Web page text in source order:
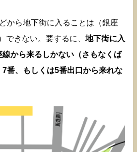
から地下街に入ることは（銀座
できない。要するに、 地下街に入
から来るしかない（さもなくば
番、もしくは5番出口から来れな